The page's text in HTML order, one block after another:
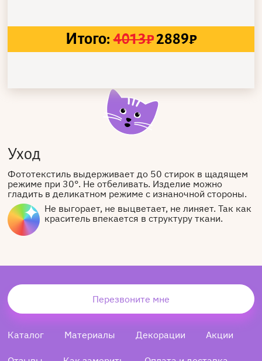
Итого: 4013₽2889₽
Уход
Фототекстиль выдерживает до 50 стирок в щадящем
режиме при 30°. Не отбеливать. Изделие можно
гладить в деликатном режиме с изнаночной стороны.
Не выгорает, не выцветает, не линяет. Так как
краситель впекается в структуру ткани.
Перезвоните мне
Каталог Материалы Декорации Акции